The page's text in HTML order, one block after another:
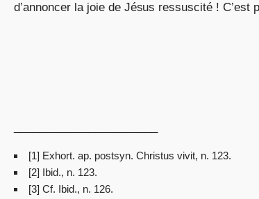
d’annoncer la joie de Jésus ressuscité !
[1] Exhort. ap. postsyn. Christus vivit, n. 123.
[2] Ibid., n. 123.
[3] Cf. Ibid., n. 126.